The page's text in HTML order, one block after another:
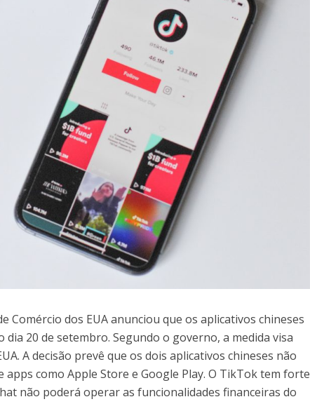
Comércio dos EUA anunciou que os aplicativos chineses
20 de setembro. Segundo o governo, a medida visa
A decisão prevê que os dois aplicativos chineses não
apps como Apple Store e Google Play. O TikTok tem forte
não poderá operar as funcionalidades financeiras do